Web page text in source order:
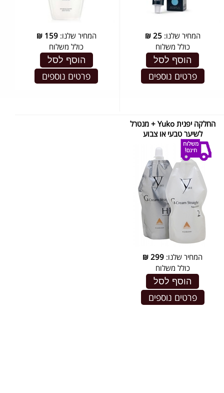
המחיר שלנו:25
₪
כולל משלוח
הוסף לסל
פרטים נוספים
המחיר שלנו:159
₪
כולל משלוח
הוסף לסל
פרטים נוספים
החלקה יפנית Yuko + מנטרל
לשיער טבעי או צבוע
המחיר שלנו: 299
₪
כולל משלוח
הוסף לסל
פרטים נוספים